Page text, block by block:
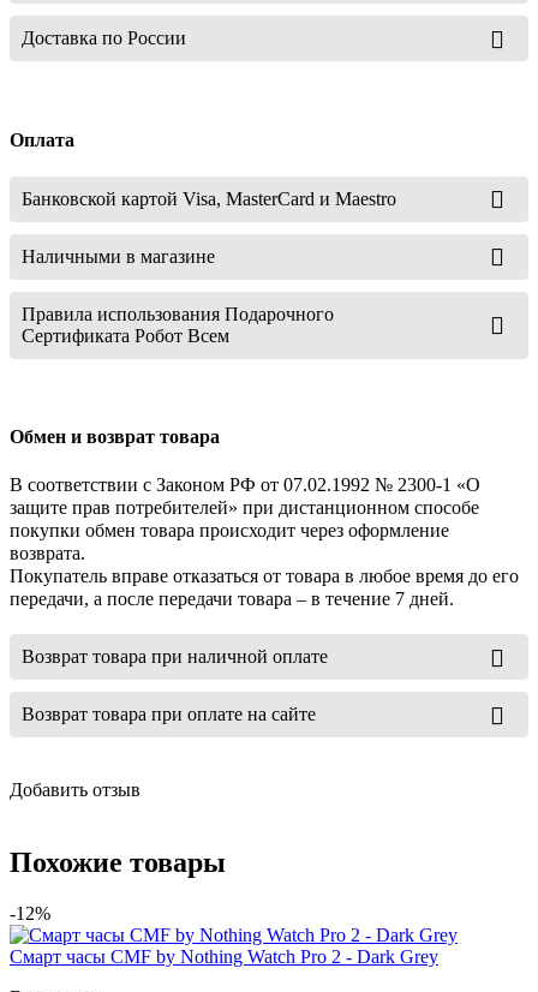
Доставка по России
Оплата
Банковской картой Visa, MasterCard и Maestro
Наличными в магазине
Правила использования Подарочного
Сертификата Робот Всем
Обмен и возврат товара
В соответствии с Законом РФ от 07.02.1992 № 2300-1 «О
защите прав потребителей» при дистанционном способе
покупки обмен товара происходит через оформление
возврата.
Покупатель вправе отказаться от товара в любое время до его
передачи, а после передачи товара – в течение 7 дней.
Возврат товара при наличной оплате
Возврат товара при оплате на сайте
Добавить отзыв
Похожие товары
-12%
Смарт часы CMF by Nothing Watch Pro 2 - Dark Grey